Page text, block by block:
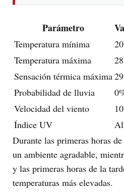
Parámetro
Temperatura mínima
Temperatura máxima
Sensación térmica máxima
Probabilidad de lluvia
Velocidad del viento
Índice UV
Durante las primeras horas
un ambiente agradable,
y las primeras horas de la
temperaturas más elevadas.